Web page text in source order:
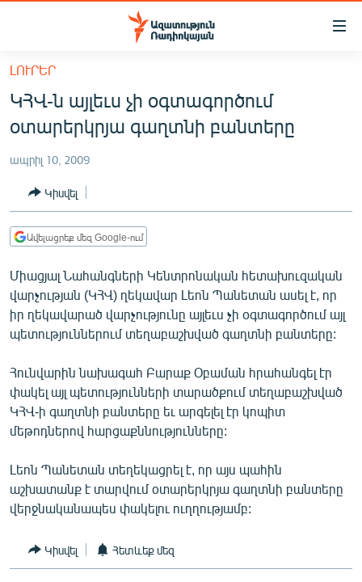
Մատչելիության
հիմնական
բովանդակությանը
հիմնական
մենյուին
ՔԱՂԱՔԱԿԱՆ
ԸՆՏՐՈՒԹՅՈՒՆՆԵՐ 2026
ԻՐԱՎՈՒՆՔ
ՀԱՍԱՐԱԿՈՒԹՅՈՒՆ
ՂԱՐԱԲԱՂ
ՊԱՏԵՐԱԶՄԻ 6 ՇԱԲԱԹՆԵՐԸ
ՏԱՐԱԾԱՇՐՋԱՆ
ՄԻՋԱԶԳԱՅԻՆ
ՄՇԱԿՈՒՅԹ
ՍՊՈՐՏ
ՄԵԿՆԱԲԱՆՈՒԹՅՈՒՆ
ՏՏ ԵՒ ԻՆՏԵՐՆԵՏ
ԿՈՐՈՆԱՎԻՐՈՒՍ
ԱՐԽԻՎ
ԼՈՒՐԵՐ
ԿՀՎ-ն այլեւս չի օգտագործում
օտարերկրյա գաղտնի բանտերը
ապրիլ 10, 2009
Կիսվել
Ավելացրեք մեզ Google-ում
Միացյալ Նահանգների Կենտրոնական հետախուզական
վարչության (ԿՀՎ) ղեկավար Լեոն Պանետան ասել է, որ
իր ղեկավարած վարչությունը այլեւս չի օգտագործում այլ
պետություններում տեղաբաշխված գաղտնի բանտերը:
Հունվարին նախագահ Բարաք Օբաման հրահանգել էր
փակել այլ պետությունների տարածքում տեղաբաշխված
ԿՀՎ-ի գաղտնի բանտերը եւ արգելել էր կոպիտ
մեթոդներով հարցաքննությունները:
Լեոն Պանետան տեղեկացրել է, որ այս պահին
աշխատանք է տարվում օտարերկրյա գաղտնի բանտերը
վերջնականապես փակելու ուղղությամբ:
Կիսվել Հետևեք մեզ